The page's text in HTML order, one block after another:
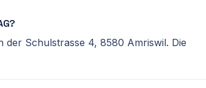
der Schulstrasse 4, 8580 Amriswil. Die